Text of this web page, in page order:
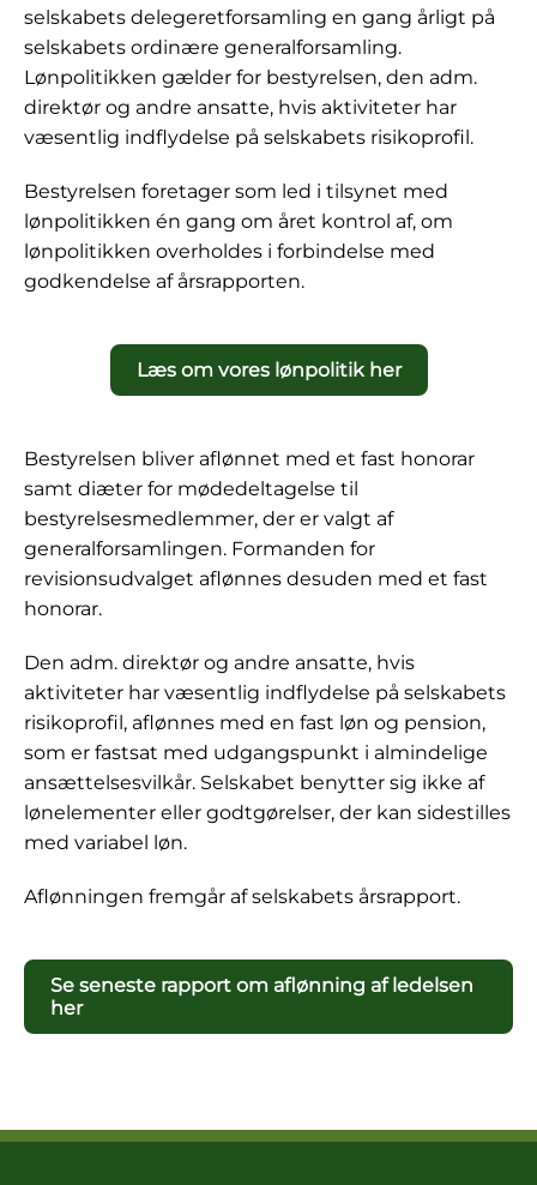
selskabets delegeretforsamling en gang årligt på
selskabets ordinære generalforsamling.
Lønpolitikken gælder for bestyrelsen, den adm.
direktør og andre ansatte, hvis aktiviteter har
væsentlig indflydelse på selskabets risikoprofil.
Bestyrelsen foretager som led i tilsynet med
lønpolitikken én gang om året kontrol af, om
lønpolitikken overholdes i forbindelse med
godkendelse af årsrapporten.
Læs om vores lønpolitik her
Bestyrelsen bliver aflønnet med et fast honorar
samt diæter for mødedeltagelse til
bestyrelsesmedlemmer, der er valgt af
generalforsamlingen. Formanden for
revisionsudvalget aflønnes desuden med et fast
honorar.
Den adm. direktør og andre ansatte, hvis
aktiviteter har væsentlig indflydelse på selskabets
risikoprofil, aflønnes med en fast løn og pension,
som er fastsat med udgangspunkt i almindelige
ansættelsesvilkår. Selskabet benytter sig ikke af
lønelementer eller godtgørelser, der kan sidestilles
med variabel løn.
Aflønningen fremgår af selskabets årsrapport.
Se seneste rapport om aflønning af ledelsen
her